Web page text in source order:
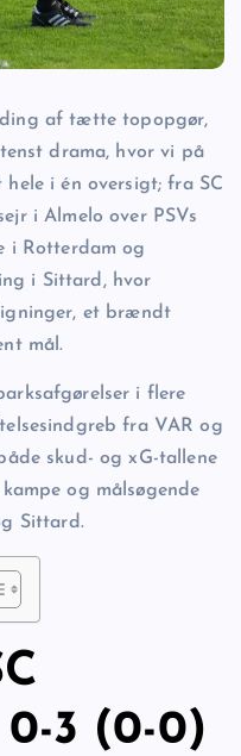
af tætte topopgør,
drama, hvor vi på
i én oversigt; fra SC
i Almelo over PSVs
i Rotterdam og
i Sittard, hvor
et brændt
mål.
i flere
fra VAR og
skud- og xG-tallene
og målsøgende
Sittard.
0-3 (0-0)